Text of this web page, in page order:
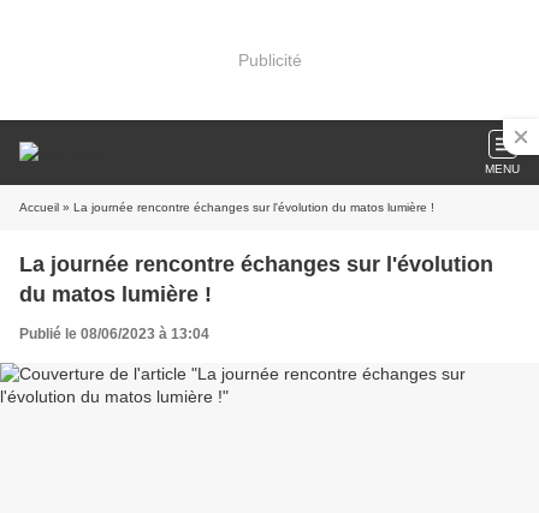
Publicité
MENU
Accueil » La journée rencontre échanges sur l'évolution du matos lumière !
La journée rencontre échanges sur l'évolution
du matos lumière !
Publié le 08/06/2023 à 13:04